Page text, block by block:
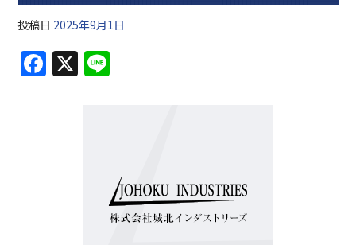
投稿日 2025年9月1日
F
a
X